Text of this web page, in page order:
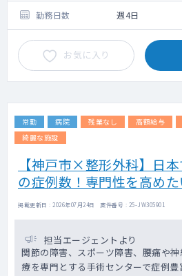
・外来患者数：
《病棟管理》
・受け持ち患者
入院の60％が骨
鬆証、股関節大
勤務日数 週4日
お気に入り
常勤 病院 残業なし 高額給与
綺麗な施設
【神戸市×整形外科】日
の症例数！専門性を高め
掲載更新日 : 2026年07月24日 案件番号 : 25-JW305901
担当エージェントより
関節の障害、スポーツ障害、腰痛や
療を専門とする手術センターで症例豊